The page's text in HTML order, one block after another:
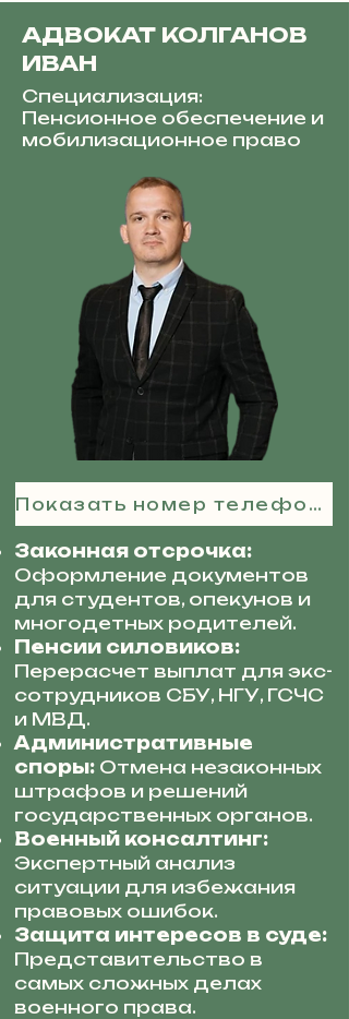
АДВОКАТ КОЛГАНОВ
ИВАН
Специализация:
Пенсионное обеспечение и
мобилизационное право
Показать номер телефона
Законная отсрочка:
Оформление документов
для студентов, опекунов и
многодетных родителей.
Пенсии силовиков:
Перерасчет выплат для экс-
сотрудников СБУ, НГУ, ГСЧС
и МВД.
Административные
споры: Отмена незаконных
штрафов и решений
государственных органов.
Военный консалтинг:
Экспертный анализ
ситуации для избежания
правовых ошибок.
Защита интересов в суде:
Представительство в
самых сложных делах
военного права.